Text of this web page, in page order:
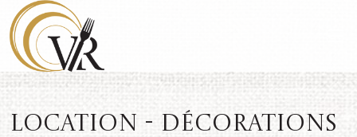
Location - Décorations